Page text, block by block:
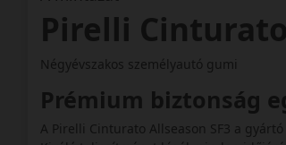
Pirelli
Négyévszakos személyautó gumi
Prémium biztonság
A Pirelli Cinturato Allseason SF3 a